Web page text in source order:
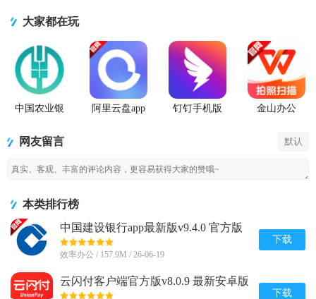
大家都在玩
中国农业银
阿里云盘app
钉钉手机版
金山办公
新版
网友留言 默认
本类排行榜
中国建设银行app最新版v9.4.0 官方版
效率办公 / 157.9M / 26-06-19
下载
云闪付客户端官方版v8.0.9 最新安卓版
下载